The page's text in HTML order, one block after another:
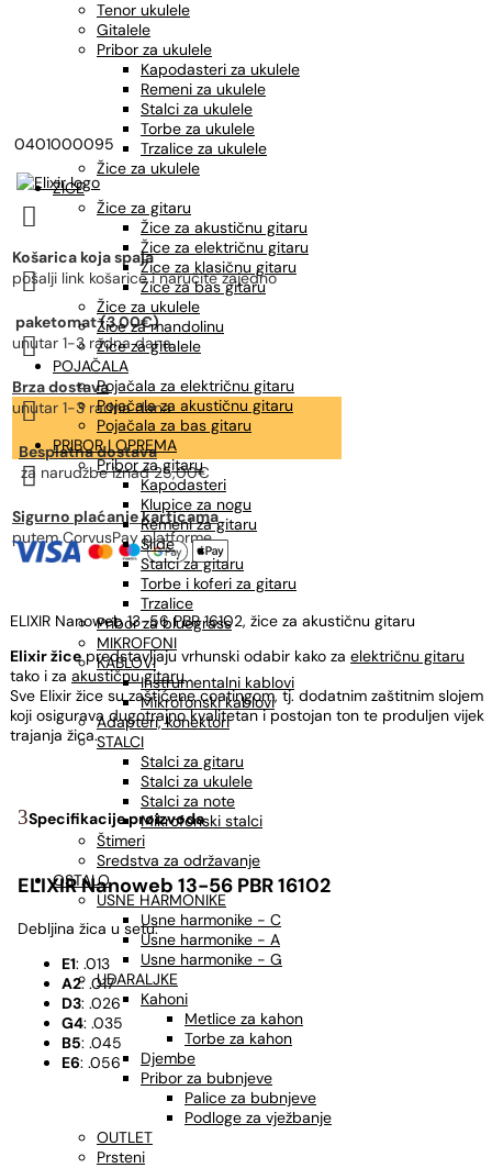
Tenor ukulele
Gitalele
Pribor za ukulele
Kapodasteri za ukulele
Remeni za ukulele
Stalci za ukulele
Torbe za ukulele
Trzalice za ukulele
Žice za ukulele
ŽICE
Žice za gitaru
Žice za akustičnu gitaru
Žice za električnu gitaru
Žice za klasičnu gitaru
Žice za bas gitaru
Žice za ukulele
Žice za mandolinu
Žice za gitalele
POJAČALA
Pojačala za električnu gitaru
Pojačala za akustičnu gitaru
Pojačala za bas gitaru
PRIBOR I OPREMA
Pribor za gitaru
Kapodasteri
Klupice za nogu
Remeni za gitaru
Slide
Stalci za gitaru
Torbe i koferi za gitaru
Trzalice
Pribor za bluegrass
MIKROFONI
KABLOVI
Instrumentalni kablovi
Mikrofonski kablovi
Adapteri, konektori
STALCI
Stalci za gitaru
Stalci za ukulele
Stalci za note
Mikrofonski stalci
Štimeri
Sredstva za održavanje
OSTALO
USNE HARMONIKE
Usne harmonike - C
Usne harmonike - A
Usne harmonike - G
UDARALJKE
Kahoni
Metlice za kahon
Torbe za kahon
Djembe
Pribor za bubnjeve
Palice za bubnjeve
Podloge za vježbanje
OUTLET
Prsteni
0401000095

Košarica koja spaja
pošalji link košarice i naručite zajedno

paketomat (3,00€)
unutar 1-3 radna dana

Brza dostava
unutar 1-3 radna dana

Besplatna dostava
za narudžbeiznad 25,00€

Sigurno plaćanje karticama
putem CorvusPay platforme
ELIXIR Nanoweb 13-56 PBR 16102, žice za akustičnu gitaru
Elixir žicepredstavljaju vrhunski odabir kako za električnu gitaru
tako i za akustičnu gitaru.
Sve Elixir žice su zaštićene coatingom, tj. dodatnim zaštitnim slojem
koji osigurava dugotrajno kvalitetan i postojan ton te produljen vijek
trajanja žica.
Specifikacije proizvoda
ELIXIR Nanoweb 13-56 PBR 16102
Debljina žica u setu:
E1: .013
A2: .017
D3: .026
G4: .035
B5: .045
E6: .056